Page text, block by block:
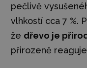
pečlivě
vlhkostí cca 7 %.
že dřevo je
přirozeně